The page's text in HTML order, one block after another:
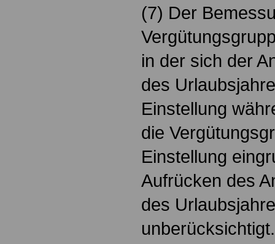
(7) Der
in der sich der
des
Einstellung
die
Einstellung
Aufrücken des
des
unberücksichtigt.